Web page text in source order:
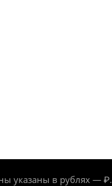
указаны в рублях — ₽.